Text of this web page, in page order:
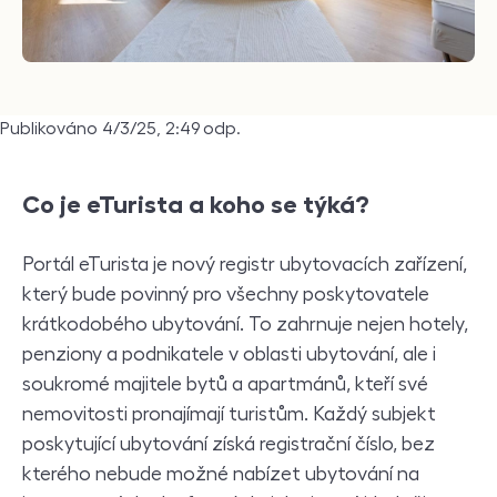
Publikováno 4/3/25, 2:49 odp.
Co je eTurista a koho se týká?
Portál eTurista je nový registr ubytovacích zařízení,
který bude povinný pro všechny poskytovatele
krátkodobého ubytování. To zahrnuje nejen hotely,
penziony a podnikatele v oblasti ubytování, ale i
soukromé majitele bytů a apartmánů, kteří své
nemovitosti pronajímají turistům. Každý subjekt
poskytující ubytování získá registrační číslo, bez
kterého nebude možné nabízet ubytování na